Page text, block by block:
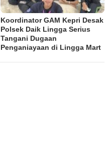
Koordinator GAM Kepri Desak
Polsek Daik Lingga Serius
Tangani Dugaan
Penganiayaan di Lingga Mart